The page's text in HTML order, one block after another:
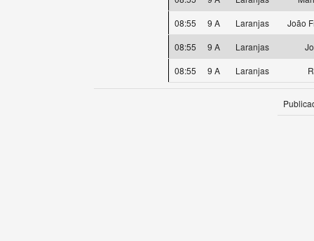
08:55
9 A Laranjas
João
08:55
9 A Laranjas
08:55
9 A Laranjas